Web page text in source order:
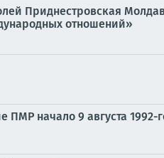
Приднестровская
отношений»
начало 9 августа 1992-